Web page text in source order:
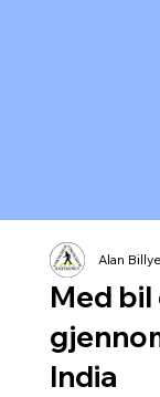
Med bil
India
Alan